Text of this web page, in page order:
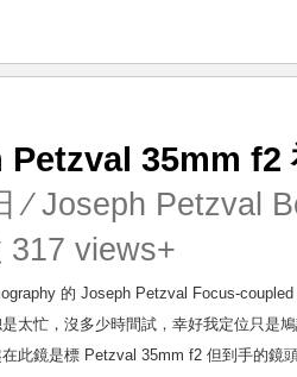
35mm f2
⁄Joseph Petzval
317 views+
的 Joseph Petzval Focus-
太忙，沒多少時間試，幸好我定位只是
此鏡是標 Petzval 35mm f2 但到手的鏡